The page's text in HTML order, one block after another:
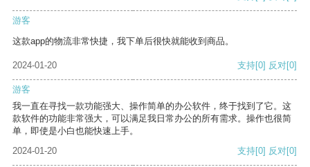
游客
这款app的物流非常快捷，我下单后很快就能收到商品。
2024-01-20 支持[0] 反对[0]
游客
我一直在寻找一款功能强大、操作简单的办公软件，终于找到了它。这
款软件的功能非常强大，可以满足我日常办公的所有需求。操作也很简
单，即使是小白也能快速上手。
2024-01-20
支持[0] 反对[0]